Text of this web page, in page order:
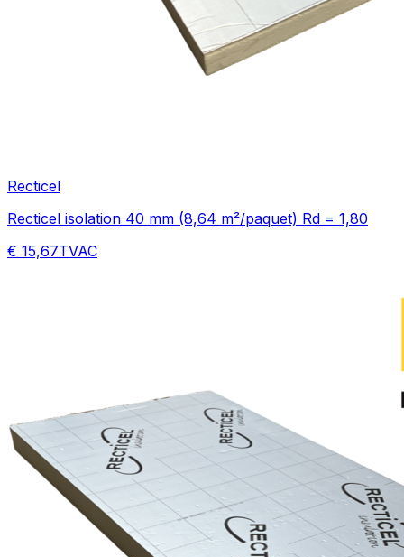
Recticel
Recticel isolation 40 mm (8,64 m²/paquet) Rd = 1,80
€ 15,67TVAC